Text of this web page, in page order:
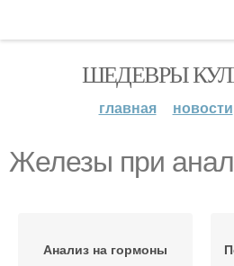
ШЕДЕВРЫ
главная новости
Железы при
Анализ на гормоны